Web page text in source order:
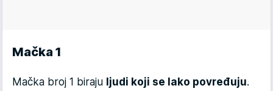
Mačka 1
Mačka broj 1 biraju ljudi koji se lako povređuju.